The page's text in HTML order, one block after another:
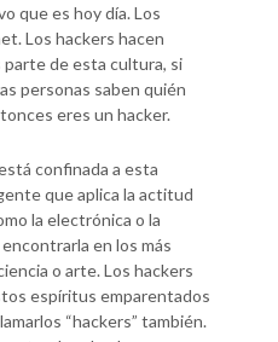
que es hoy día. Los
Los hackers hacen
parte de esta cultura, si
personas saben quién
eres un hacker.
confinada a esta
que aplica la actitud
la electrónica o la
en los más
o arte. Los hackers
espíritus emparentados
“hackers” también.